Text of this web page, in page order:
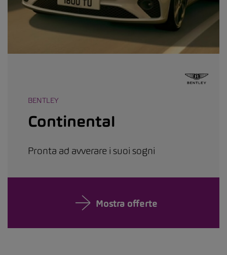
BENTLEY
Continental
Pronta ad avverare i suoi sogni
Mostra offerte